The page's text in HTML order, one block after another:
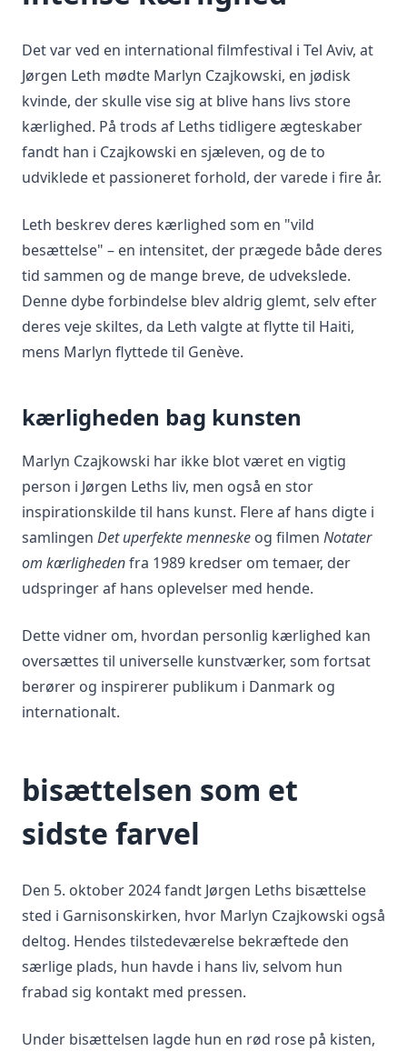
Det var ved en international filmfestival i Tel Aviv, at
Jørgen Leth mødte Marlyn Czajkowski, en jødisk
kvinde, der skulle vise sig at blive hans livs store
kærlighed. På trods af Leths tidligere ægteskaber
fandt han i Czajkowski en sjæleven, og de to
udviklede et passioneret forhold, der varede i fire år.
Leth beskrev deres kærlighed som en "vild
besættelse" – en intensitet, der prægede både deres
tid sammen og de mange breve, de udvekslede.
Denne dybe forbindelse blev aldrig glemt, selv efter
deres veje skiltes, da Leth valgte at flytte til Haiti,
mens Marlyn flyttede til Genève.
kærligheden bag kunsten
Marlyn Czajkowski har ikke blot været en vigtig
person i Jørgen Leths liv, men også en stor
inspirationskilde til hans kunst. Flere af hans digte i
samlingen Det uperfekte menneske og filmen Notater
om kærlighedenfra 1989 kredser om temaer, der
udspringer af hans oplevelser med hende.
Dette vidner om, hvordan personlig kærlighed kan
oversættes til universelle kunstværker, som fortsat
berører og inspirerer publikum i Danmark og
internationalt.
bisættelsen som et
sidste farvel
Den 5. oktober 2024 fandt Jørgen Leths bisættelse
sted i Garnisonskirken, hvor Marlyn Czajkowski også
deltog. Hendes tilstedeværelse bekræftede den
særlige plads, hun havde i hans liv, selvom hun
frabad sig kontakt med pressen.
Under bisættelsen lagde hun en rød rose på kisten,